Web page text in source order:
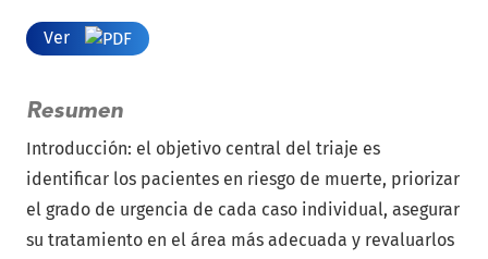
Ver
Resumen
Introducción: el objetivo central del triaje es
identificar los pacientes en riesgo de muerte, priorizar
el grado de urgencia de cada caso individual, asegurar
su tratamiento en el área más adecuada y revaluarlos